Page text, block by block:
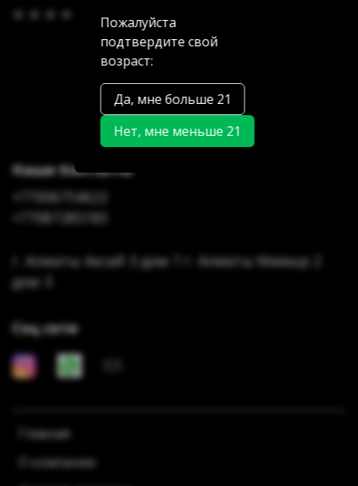
(0) В избранное
Главная
О компании
Наши Контакты
+77006754622
+77087285185
г. Алматы Аксай 3 дом 7 г. Алматы Мамыр 2
дом 3
Соц сети
Пожалуйста
подтвердите свой
возраст:
Да, мне больше 21
Нет, мне меньше 21